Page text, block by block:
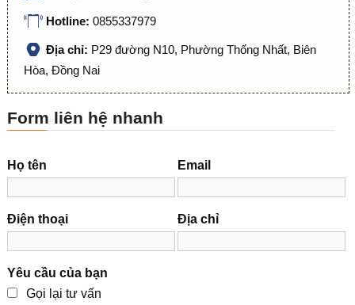
Hotline: 0855337979
Địa chỉ: P29 đường N10, Phường Thống Nhất, Biên
Hòa, Đồng Nai
Form liên hệ nhanh
Họ tên Email
Điện thoại Địa chỉ
Yêu cầu của bạn
Gọi lại tư vấn